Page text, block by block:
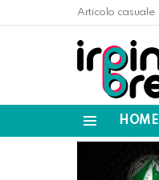
Articolo casuale
HOME